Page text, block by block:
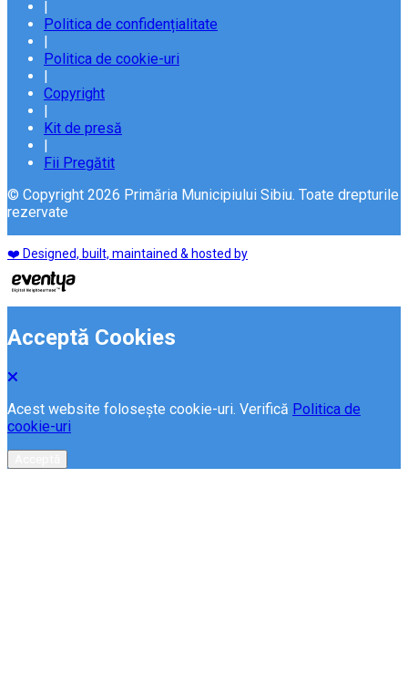
Politica de confidențialitate
Politica de cookie-uri
Copyright
Kit de presă
Fii Pregătit
© Copyright 2026 Primăria Municipiului Sibiu. Toate drepturile
rezervate
❤️ Designed, built, maintained & hosted by
Acceptă Cookies
Acest website folosește cookie-uri. Verifică Politica de
cookie-uri